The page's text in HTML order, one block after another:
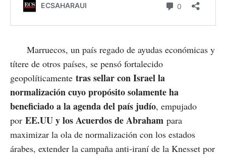
Marruecos, un país regado de ayudas económicas y
títere de otros países, se pensó fortalecido
geopolíticamente tras sellar con Israel la
normalización cuyo propósito solamente ha
beneficiado a la agenda del país judío, empujado
por EE.UU y los Acuerdos de Abraham para
maximizar la ola de normalización con los estados
árabes, extender la campaña anti-iraní de la Knesset por